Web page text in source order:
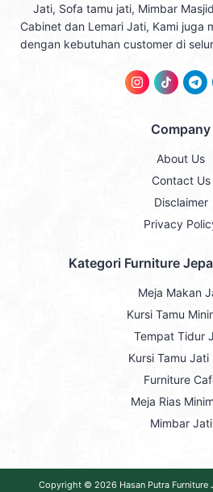
Jati, Sofa tamu jati, Mimbar
Cabinet dan Lemari Jati, Kami juga
dengan kebutuhan customer di
Company
About Us
Contact Us
Disclaimer
Privacy
Kategori Furniture
Meja Makan
Kursi Tamu
Tempat Tidur
Kursi Tamu Jati
Furniture
Meja Rias
Mimbar Jati
Copyright © 2026 Hasan Putra Furniture